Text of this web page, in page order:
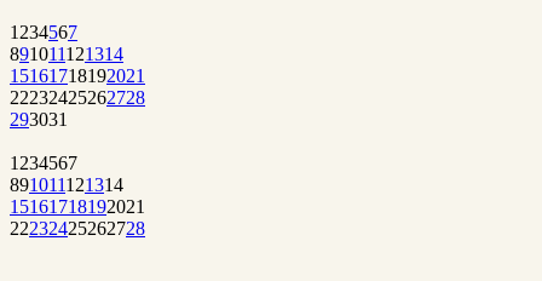
1 234567
891011121314
15161718192021
22232425262728
293031
1 234567
891011121314
15161718192021
22232425262728